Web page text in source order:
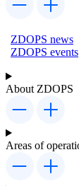
ZDOPS news
ZDOPS events
About ZDOPS
Areas of